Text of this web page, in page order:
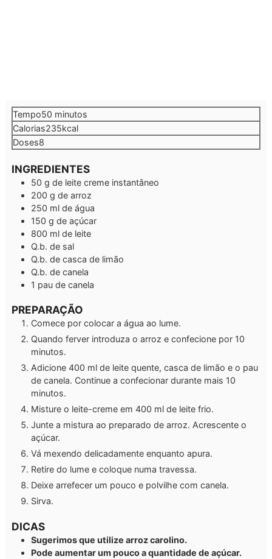
Tempo50 minutos
minutos
Calorias235kcal
Doses8
INGREDIENTES
50 g de leite creme instantâneo
200 g de arroz
250 ml de água
150 g de açúcar
800 ml de leite
Q.b. de sal
Q.b. de casca de limão
Q.b. de canela
1 pau de canela
PREPARAÇÃO
Comece por colocar a água ao lume.
Quando ferver introduza o arroz e confecione por 10
minutos.
Adicione 400 ml de leite quente, casca de limão e o pau
de canela. Continue a confecionar durante mais 10
minutos.
Misture o leite-creme em 400 ml de leite frio.
Junte a mistura ao preparado de arroz. Acrescente o
açúcar.
Vá mexendo delicadamente enquanto apura.
Retire do lume e coloque numa travessa.
Deixe arrefecer um pouco e polvilhe com canela.
Sirva.
DICAS
Sugerimos que utilize arroz carolino.
Pode aumentar um pouco a quantidade de açúcar.